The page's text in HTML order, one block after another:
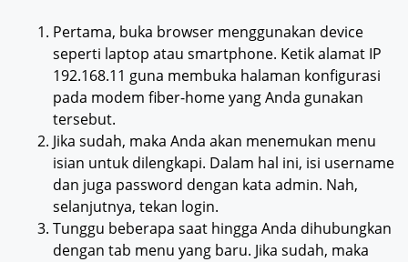
Pertama, buka browser menggunakan device
seperti laptop atau smartphone. Ketik alamat IP
192.168.11 guna membuka halaman konfigurasi
pada modem fiber-home yang Anda gunakan
tersebut.
Jika sudah, maka Anda akan menemukan menu
isian untuk dilengkapi. Dalam hal ini, isi username
dan juga password dengan kata admin. Nah,
selanjutnya, tekan login.
Tunggu beberapa saat hingga Anda dihubungkan
dengan tab menu yang baru. Jika sudah, maka